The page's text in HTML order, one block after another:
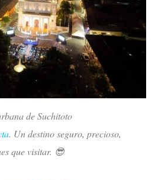
de Suchitoto
. Un destino seguro, precioso,
que visitar. 😎